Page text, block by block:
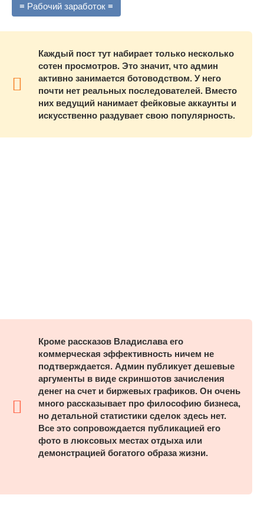
≡ Рабочий заработок ≡
Каждый пост тут набирает только несколько
сотен просмотров. Это значит, что админ
активно занимается ботоводством. У него
почти нет реальных последователей. Вместо
них ведущий нанимает фейковые аккаунты и
искусственно раздувает свою популярность.
Кроме рассказов Владислава его
коммерческая эффективность ничем не
подтверждается. Админ публикует дешевые
аргументы в виде скриншотов зачисления
денег на счет и биржевых графиков. Он очень
много рассказывает про философию бизнеса,
но детальной статистики сделок здесь нет.
Все это сопровождается публикацией его
фото в люксовых местах отдыха или
демонстрацией богатого образа жизни.